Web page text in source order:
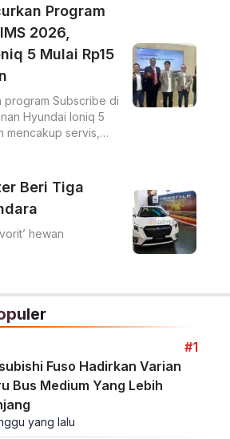
Program
2026,
5 Mulai Rp15
program Subscribe di
Hyundai Ioniq 5
mencakup servis,
durasi.
Beri Tiga
hewan
#1
Fuso Hadirkan Varian
Bus Medium Yang Lebih
yang lalu